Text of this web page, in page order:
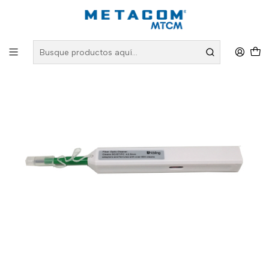
PRODUCTOS Fibra Óptica
Limpieza de Fibra Óptica
Limpiador Oneclick UK-2.5 mm